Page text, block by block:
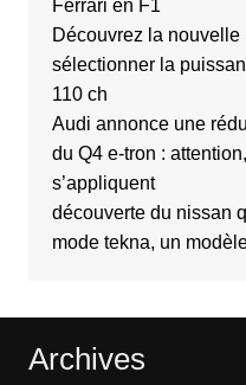
Ferrari en F1
Découvrez la
sélectionner la
110 ch
Audi annonce une
du Q4 e-tron :
s’appliquent
découverte du nissan
mode tekna, un
Archives